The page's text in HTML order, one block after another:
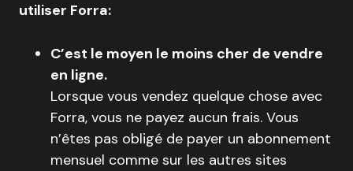
utiliser Forra:
C’est le moyen le moins cher de vendre
en ligne.
Lorsque vous vendez quelque chose avec
Forra, vous ne payez aucun frais. Vous
n’êtes pas obligé de payer un abonnement
mensuel comme sur les autres sites